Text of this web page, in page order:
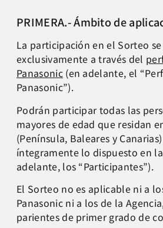
PRIMERA.- Ámbito de
La participación en el Sorteo
exclusivamente a través del
Panasonic(en adelante, el
Panasonic”).
Podrán participar todas las
mayores de edad que residan
(Península, Baleares y
íntegramente lo dispuesto en
adelante, los “Participantes”).
El Sorteo no es aplicable ni a
Panasonic ni a los de la
parientes de primer grado de